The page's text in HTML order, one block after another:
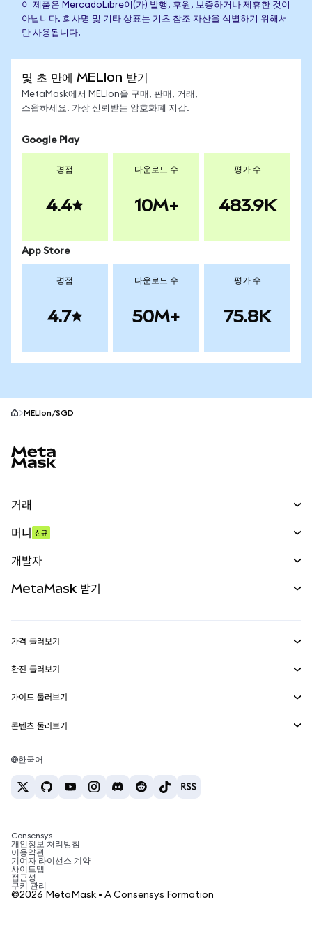
이 제품은 MercadoLibre이(가) 발행, 후원, 보증하거나 제휴한 것이
아닙니다. 회사명 및 기타 상표는 기초 참조 자산을 식별하기 위해서
만 사용됩니다.
몇 초 만에 MELIon 받기
MetaMask에서 MELIon을 구매, 판매, 거래,
스왑하세요. 가장 신뢰받는 암호화폐 지갑.
Google Play
평점
4.4
다운로드 수
10M+
평가 수
483.9K
App Store
평점
4.7
다운로드 수
50M+
평가 수
75.8K
MELIon/SGD
거래
무기한 선물
실물자산
머니 신규
개발자
MetaMask Connect
Snaps
웹3 서비스
MetaMask 받기
보안
고객 지원
채용
가격 둘러보기
이더리움 가격
솔라나 가격
테더 가격
환전 둘러보기
ETH를 USD로 환전
USDT를 INR로 환전
BTC를 INR로 환전
ETH를 USDT로 환전
가이드 둘러보기
ETH 매수
USDT 매수
SHIB 매수
BNB 매수
콘텐츠 둘러보기
솔라나 지갑
암호화폐 세금 뉴스
암호화폐 매수 방법
비트코인 매도 방법
한국어
Consensys
개인정보 처리방침
이용약관
기여자 라이선스 계약
사이트맵
접근성
쿠키 관리
©2026 MetaMask • A Consensys Formation